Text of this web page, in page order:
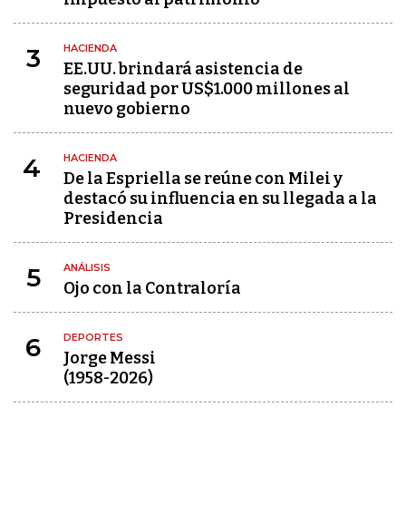
3 HACIENDA
EE.UU. brindará asistencia de
seguridad por US$1.000 millones al
nuevo gobierno
4 HACIENDA
De la Espriella se reúne con Milei y
destacó su influencia en su llegada a la
Presidencia
5 ANÁLISIS
Ojo con la Contraloría
6 DEPORTES
Jorge Messi
(1958-2026)